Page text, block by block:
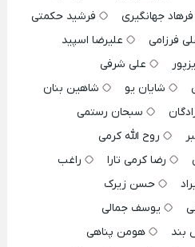
فرهاد جهانگیری
فرشید حکمتی
فرزامی
علیرضا اسپید
علی شرفی
شایان یو
شاهین بنان
سبحان رستمی
روح الله کرمی
رضا کرمی تارا
راغب
حسن زیرک
یوسف جمالی
بند
هومن پناهی